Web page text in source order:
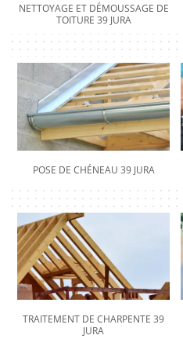
NETTOYAGE ET DÉMOUSSAGE DE
TOITURE 39 JURA
POSE DE CHÉNEAU 39 JURA
TRAITEMENT DE CHARPENTE 39
JURA